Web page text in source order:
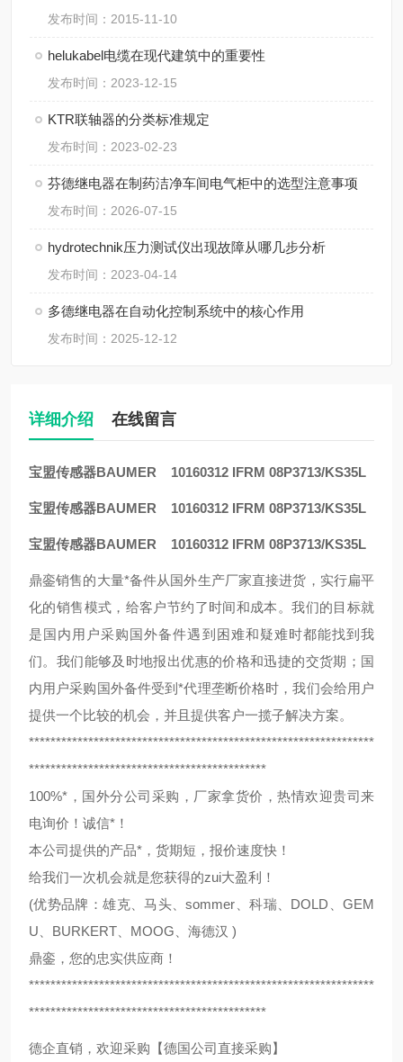
发布时间：2015-11-10
helukabel电缆在现代建筑中的重要性
发布时间：2023-12-15
KTR联轴器的分类标准规定
发布时间：2023-02-23
芬德继电器在制药洁净车间电气柜中的选型注意事项
发布时间：2026-07-15
hydrotechnik压力测试仪出现故障从哪几步分析
发布时间：2023-04-14
多德继电器在自动化控制系统中的核心作用
发布时间：2025-12-12
详细介绍 在线留言
宝盟传感器BAUMER 10160312 IFRM 08P3713/KS35L
宝盟传感器BAUMER 10160312 IFRM 08P3713/KS35L
宝盟传感器BAUMER 10160312 IFRM 08P3713/KS35L
鼎銮销售的大量*备件从国外生产厂家直接进货，实行扁平
化的销售模式，给客户节约了时间和成本。我们的目标就
是国内用户采购国外备件遇到困难和疑难时都能找到我
们。我们能够及时地报出优惠的价格和迅捷的交货期；国
内用户采购国外备件受到*代理垄断价格时，我们会给用户
提供一个比较的机会，并且提供客户一揽子解决方案。
****************************************************************
********************************************
100%*，国外分公司采购，厂家拿货价，热情欢迎贵司来
电询价！诚信*！
本公司提供的产品*，货期短，报价速度快！
给我们一次机会就是您获得的zui大盈利！
(优势品牌：雄克、马头、sommer、科瑞、DOLD、GEM
U、BURKERT、MOOG、海德汉 )
鼎銮，您的忠实供应商！
****************************************************************
********************************************
德企直销，欢迎采购【德国公司直接采购】